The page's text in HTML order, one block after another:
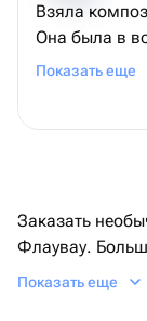
Взяла
Она была в
Показать еще
Заказать
Флаувау.
эффектную
Показать еще